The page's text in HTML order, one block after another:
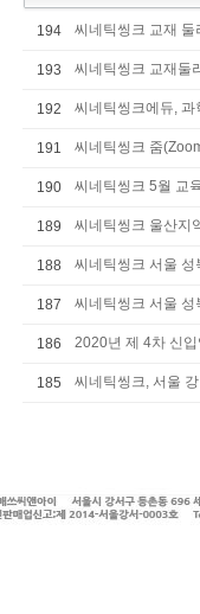
194 씨네틱씽크 교재 둘
193 씨네틱씽크 교재둘
192 씨네틱씽크에듀, 과
191 씨네틱씽크 줌
190 씨네틱씽크 5월 교
189 씨네틱씽크 울산지
188 씨네틱씽크 서울 성
187 씨네틱씽크 서울
186 2020년 제 4차 신
185 씨네틱씽크, 서울